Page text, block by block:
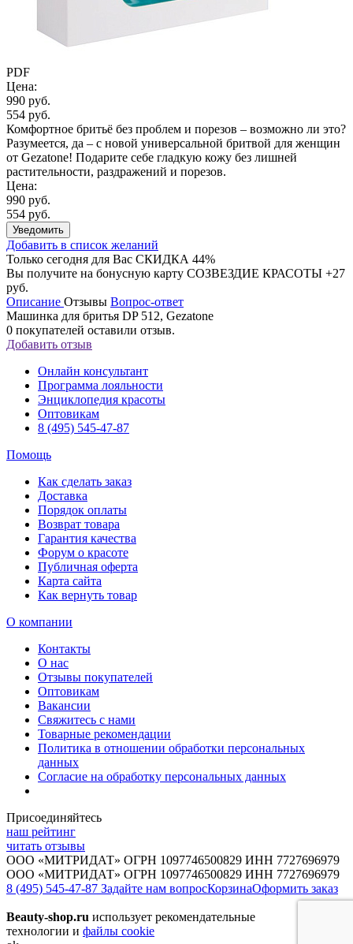
PDF
Цена:
990 руб.
554 руб.
Комфортное бритьё без проблем и порезов – возможно ли это?
Разумеется, да – с новой универсальной бритвой для женщин
от Gezatone! Подарите себе гладкую кожу без лишней
растительности, раздражений и порезов.
Цена:
990 руб.
554 руб.
Уведомить
Добавить в список желаний
Только сегодня для Вас СКИДКА 44%
Вы получите на бонусную карту СОЗВЕЗДИЕ КРАСОТЫ +27
руб.
Описание Отзывы Вопрос-ответ
Машинка для бритья DP 512, Gezatone
0 покупателей оставили отзыв.
Добавить отзыв
Онлайн консультант
Программа лояльности
Энциклопедия красоты
Оптовикам
8 (495) 545-47-87
Помощь
Как сделать заказ
Доставка
Порядок оплаты
Возврат товара
Гарантия качества
Форум о красоте
Публичная оферта
Карта сайта
Как вернуть товар
О компании
Контакты
О нас
Отзывы покупателей
Оптовикам
Вакансии
Свяжитесь с нами
Товарные рекомендации
Политика в отношении обработки персональных
данных
Согласие на обработку персональных данных
Присоединяйтесь
наш рейтинг
читать отзывы
ООО «МИТРИДАТ» ОГРН 1097746500829 ИНН 7727696979
ООО «МИТРИДАТ» ОГРН 1097746500829 ИНН 7727696979
8 (495) 545-47-87 Задайте нам вопросКорзинаОформить заказ
Beauty-shop.ru использует рекомендательные
технологии и файлы cookie